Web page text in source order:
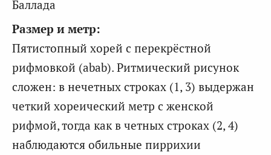
Баллада
Размер и метр:
Пятистопный хорей с перекрёстной
рифмовкой (abab). Ритмический рисунок
сложен: в нечетных строках (1, 3) выдержан
четкий хореический метр с женской
рифмой, тогда как в четных строках (2, 4)
наблюдаются обильные пиррихии